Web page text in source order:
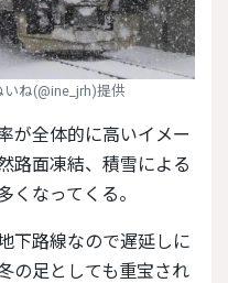
ね(@ine_jrh)提供
路面凍結、積雪による
くなってくる。
の足としても重宝され